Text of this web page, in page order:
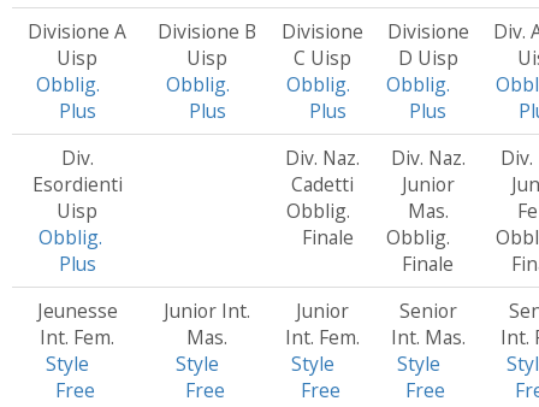
Divisione A
Uisp
Obblig.
Plus
Divisione B
Uisp
Obblig.
Plus
Divisione
C Uisp
Obblig.
Plus
Divisione
D Uisp
Obblig.
Plus
Div.
Div.
Esordienti
Uisp
Obblig.
Plus
Div. Naz.
Cadetti
Obblig.
Finale
Div. Naz.
Junior
Mas.
Obblig.
Finale
Div.
Jeunesse
Int. Fem.
Style
Free
Junior Int.
Mas.
Style
Free
Junior
Int. Fem.
Style
Free
Senior
Int. Mas.
Style
Free
Int.